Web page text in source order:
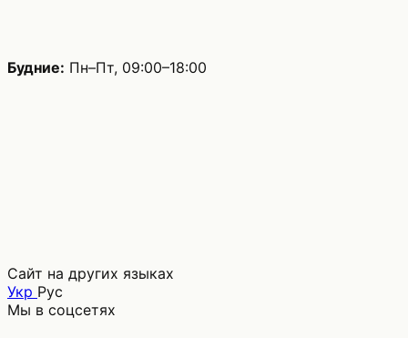
Будние: Пн–Пт, 09:00–18:00
Сайт на других языках
Укр Рус
Мы в соцсетях